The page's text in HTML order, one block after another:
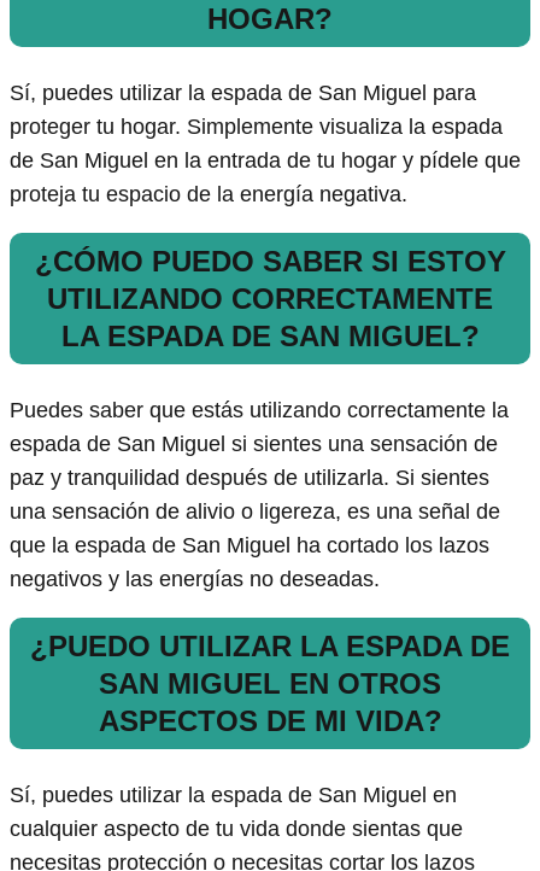
HOGAR?
Sí, puedes utilizar la espada de San Miguel para
proteger tu hogar. Simplemente visualiza la espada
de San Miguel en la entrada de tu hogar y pídele que
proteja tu espacio de la energía negativa.
¿CÓMO PUEDO SABER SI ESTOY
UTILIZANDO CORRECTAMENTE
LA ESPADA DE SAN MIGUEL?
Puedes saber que estás utilizando correctamente la
espada de San Miguel si sientes una sensación de
paz y tranquilidad después de utilizarla. Si sientes
una sensación de alivio o ligereza, es una señal de
que la espada de San Miguel ha cortado los lazos
negativos y las energías no deseadas.
¿PUEDO UTILIZAR LA ESPADA DE
SAN MIGUEL EN OTROS
ASPECTOS DE MI VIDA?
Sí, puedes utilizar la espada de San Miguel en
cualquier aspecto de tu vida donde sientas que
necesitas protección o necesitas cortar los lazos